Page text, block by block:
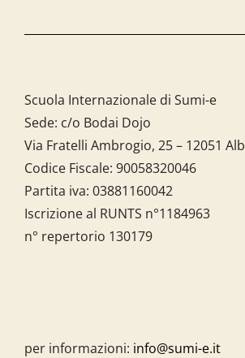
Scuola Internazionale di Sumi-e
Sede: c/o Bodai Dojo
Via Fratelli Ambrogio, 25 – 12051
Codice Fiscale: 90058320046
Partita iva: 03881160042
Iscrizione al RUNTS n°1184963
n° repertorio 130179
per informazioni: info@sumi-e.it